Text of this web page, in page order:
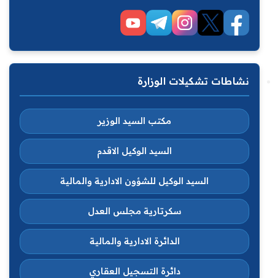
نشاطات تشكيلات الوزارة
مكتب السيد الوزير
السيد الوكيل الاقدم
السيد الوكيل للشؤون الادارية والمالية
سكرتارية مجلس العدل
الدائرة الادارية والمالية
دائرة التسجيل العقاري